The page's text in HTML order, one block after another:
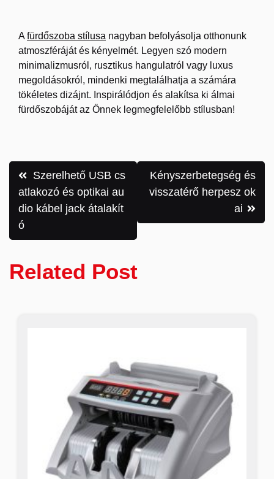
Afürdőszoba stílusa nagyban befolyásolja otthonunk
atmoszféráját és kényelmét. Legyen szó modern
minimalizmusról, rusztikus hangulatról vagy luxus
megoldásokról, mindenki megtalálhatja a számára
tökéletes dizájnt. Inspirálódjon és alakítsa ki álmai
fürdőszobáját az Önnek legmegfelelőbb stílusban!
Bejegyzés
navigáció
Szerelhető USB cs
atlakozó és optikai au
dio kábel jack átalakít
ó
Kényszerbetegség és
visszatérő herpesz ok
ai
Related Post